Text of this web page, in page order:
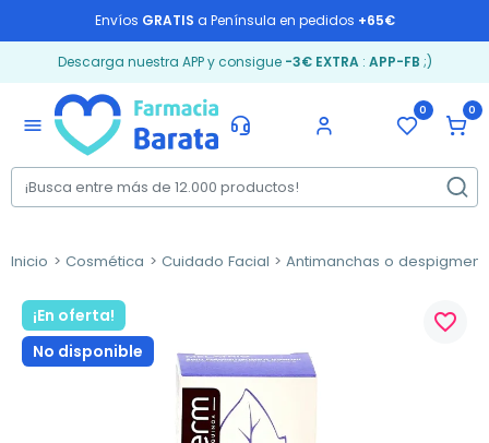
Envíos GRATIS a Península en pedidos +65€
Descarga nuestra APP y consigue -3€ EXTRA: APP-FB ;)
menu
0 0
Inicio Cosmética Cuidado Facial Antimanchas o
¡En oferta!
No disponible
favorite_border